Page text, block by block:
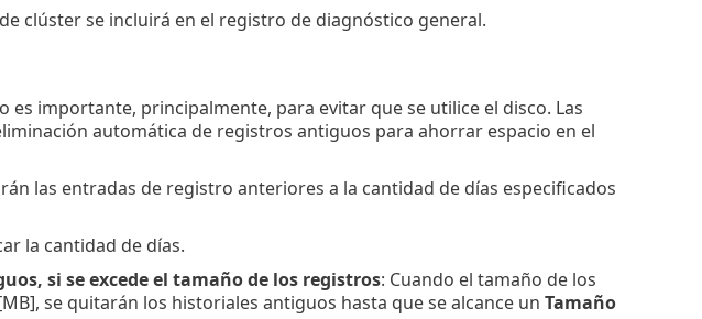
clúster se incluirá en el registro de diagnóstico general.
importante, principalmente, para evitar que se utilice el disco. Las
automática de registros antiguos para ahorrar espacio en el
las entradas de registro anteriores a la cantidad de días especificados
la cantidad de días.
si se excede el tamaño de los registros: Cuando el tamaño de los
se quitarán los historiales antiguos hasta que se alcance un Tamaño